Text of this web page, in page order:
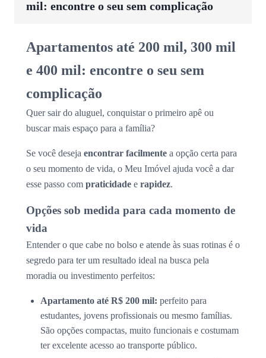
mil: encontre o seu sem complicação
Apartamentos até 200 mil, 300 mil
e 400 mil: encontre o seu sem
complicação
Quer sair do aluguel, conquistar o primeiro apê ou
buscar mais espaço para a família?
Se você deseja encontrar facilmente a opção certa para
o seu momento de vida, o Meu Imóvel ajuda você a dar
esse passo com praticidade e rapidez.
Opções sob medida para cada momento de
vida
Entender o que cabe no bolso e atende às suas rotinas é o
segredo para ter um resultado ideal na busca pela
moradia ou investimento perfeitos:
Apartamento até R$ 200 mil: perfeito para
estudantes, jovens profissionais ou mesmo famílias.
São opções compactas, muito funcionais e costumam
ter excelente acesso ao transporte público.